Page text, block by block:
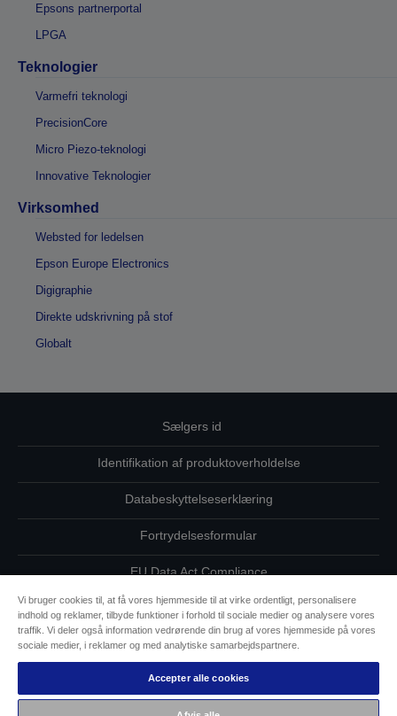
Epsons partnerportal
LPGA
Teknologier
Varmefri teknologi
PrecisionCore
Micro Piezo-teknologi
Innovative Teknologier
Virksomhed
Websted for ledelsen
Epson Europe Electronics
Digigraphie
Direkte udskrivning på stof
Globalt
Sælgers id
Identifikation af produktoverholdelse
Databeskyttelseserklæring
Fortrydelsesformular
EU Data Act Compliance
Kontakt os vedrørende dine data
Oplysninger om cookies
Epsons forpligtelse til tilgængelighed
Vi bruger cookies til, at få vores hjemmeside til at virke ordentligt, personalisere
indhold og reklamer, tilbyde funktioner i forhold til sociale medier og analysere vores
traffik. Vi deler også information vedrørende din brug af vores hjemmeside på vores
sociale medier, i reklamer og med analytiske samarbejdspartnere.
Accepter alle cookies